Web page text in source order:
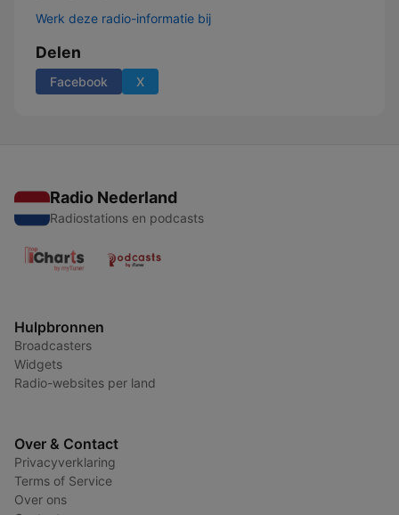
Werk deze radio-informatie bij
Delen
Facebook X
Radio Nederland
Radiostations en podcasts
Hulpbronnen
Broadcasters
Widgets
Radio-websites per land
Over & Contact
Privacyverklaring
Terms of Service
Over ons